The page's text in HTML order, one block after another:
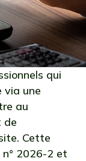
qui
via une
au
de
Cette
n° 2026-2 et